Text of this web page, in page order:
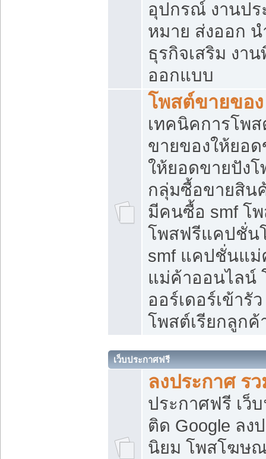
อุปกรณ์ งานป
หมาย ส่งออก น
ธุรกิจเสริม งา
ออกแบบ
โพสต์ขายของ
เทคนิคการโพ
ขายของให้ยอ
ให้ยอดขายปัง
กลุ่มซื้อขายสิน
มีคนซื้อ smf โ
โพสฟรีแคปชั่น
smf แคปชั่นแ
แม่ค้าออนไลน์
ออร์เดอร์เข้ารั
โพสต์เรียกลูกค้
เว็บประกาศฟรี
ลงประกาศ ร
ประกาศฟรี เว็
ติด Google ลง
นิยม โพสโฆษ